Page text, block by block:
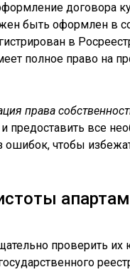
договора
быть оформлен в
в
полное право на
права
предоставить все
ошибок, чтобы
проверить их